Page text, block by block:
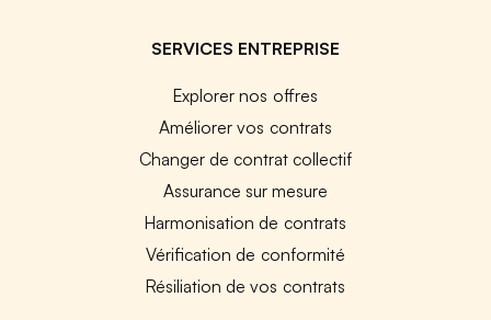
SERVICES ENTREPRISE
Explorer nos offres
Améliorer vos contrats
Changer de contrat collectif
Assurance sur mesure
Harmonisation de contrats
Vérification de conformité
Résiliation de vos contrats